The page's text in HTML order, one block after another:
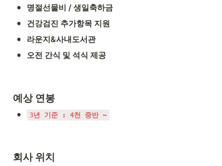
• 명절선물비 / 생일축하금
• 건강검진 추가항목 지원
• 라운지&사내도서관
• 오전 간식 및 석식 제공
예상 연봉
• 3년 기준 : 4천 중반 ~
회사 위치